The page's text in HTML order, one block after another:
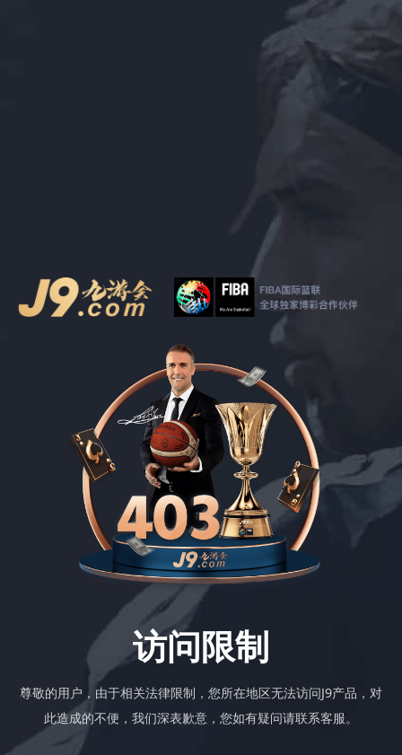
访问限制
尊敬的用户，由于相关法律限制，您所在地区无法访问J9产品，对
此造成的不便，我们深表歉意，您如有疑问请联系客服。